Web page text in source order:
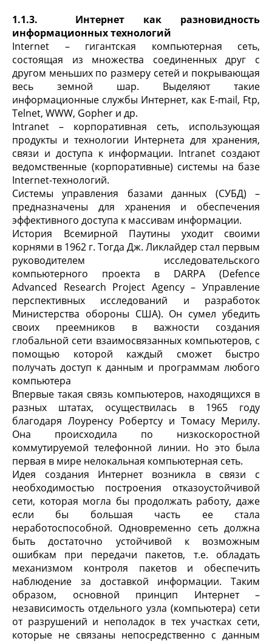
1.1.3. Интернет как разновидность
информационных технологий
Internet – гигантская компьютерная сеть,
состоящая из множества соединенных друг с
другом меньших по размеру сетей и покрывающая
весь земной шар. Выделяют такие
информационные службы Интернет, как E-mail, Ftp,
Telnet, WWW, Gopher и др.
Intranet – корпоративная сеть, использующая
продукты и технологии Интернета для хранения,
связи и доступа к информации. Intranet создают
ведомственные (корпоративные) системы на базе
Internet-технологий.
Системы управления базами данных (СУБД) –
предназначены для хранения и обеспечения
эффективного доступа к массивам информации.
История Всемирной Паутины уходит своими
корнями в 1962 г. Тогда Дж. Ликлайдер стал первым
руководителем исследовательского
компьютерного проекта в DARPA (Defence
Advanced Research Project Agency – Управление
перспективных исследований и разработок
Министерства обороны США). Он сумел убедить
своих преемников в важности создания
глобальной сети взаимосвязанных компьютеров, с
помощью которой каждый сможет быстро
получать доступ к данным и программам любого
компьютера
Впервые такая связь компьютеров, находящихся в
разных штатах, осуществилась в 1965 году
благодаря Лоуренсу Робертсу и Томасу Мерилу.
Она происходила по низкоскоростной
коммутируемой телефонной линии. Но это была
первая в мире нелокальная компьютерная сеть.
Идея создания Интернет возникла в связи с
необходимостью построения отказоустойчивой
сети, которая могла бы продолжать работу, даже
если бы большая часть ее стала
неработоспособной. Одновременно сеть должна
быть достаточно устойчивой к возможным
ошибкам при передачи пакетов, т.е. обладать
механизмом контроля пакетов и обеспечить
наблюдение за доставкой информации. Таким
образом, основной принцип Интернет –
независимость отдельного узла (компьютера) сети
от разрушений и неполадок в тех участках сети,
которые не связаны непосредственно с данным